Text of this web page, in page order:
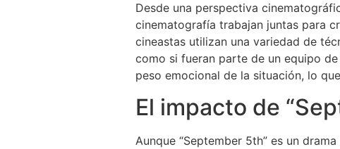
Desde una perspectiva
cinematografía trabajan juntas para
cineastas utilizan una variedad de
como si fueran parte de un equipo
peso emocional de la situación, lo
El impacto de
Aunque “September 5th” es un